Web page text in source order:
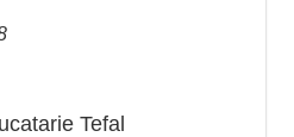
Tefal